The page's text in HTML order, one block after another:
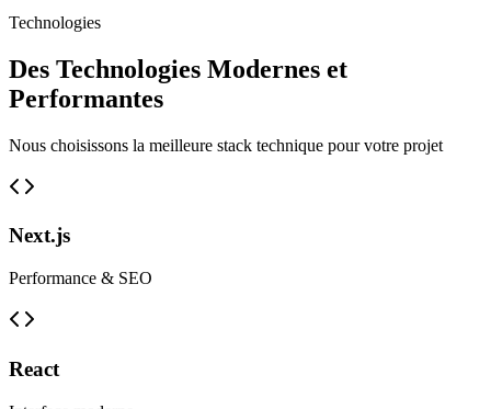
Technologies
Des Technologies Modernes et
Performantes
Nous choisissons la meilleure stack technique pour votre projet
Next.js
Performance & SEO
React